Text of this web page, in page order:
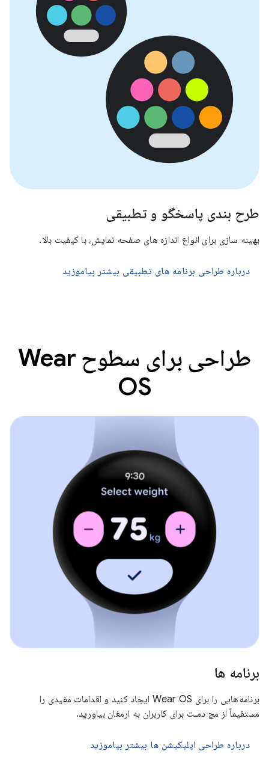
طرح بندی پاسخگو و تطبیقی
بهینه سازی برای انواع اندازه های صفحه نمایش، با کیفیت بالا.
درباره طراحی برنامه های تطبیقی ​​بیشتر بیاموزید
طراحی برای سطوح Wear
OS
برنامه ها
برنامه‌هایی را برای Wear OS ایجاد کنید و اقدامات مفیدی را
مستقیماً از مچ دست برای کاربران به ارمغان بیاورید.
درباره طراحی اپلیکیشن ها بیشتر بیاموزید